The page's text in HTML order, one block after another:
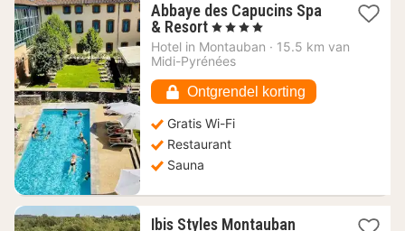
Abbaye des Capucins Spa
& Resort 1
nacht
vanaf
€
, 4 Sterren
Hotel in Montauban · 15.5 km van
Midi-Pyrénées
Ontgrendel korting
Gratis Wi-Fi
Restaurant
Sauna
Ibis Styles Montauban1